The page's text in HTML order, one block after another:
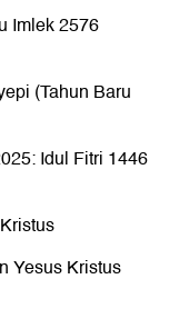
Imlek 2576
(Tahun Baru
Idul Fitri 1446
Yesus Kristus